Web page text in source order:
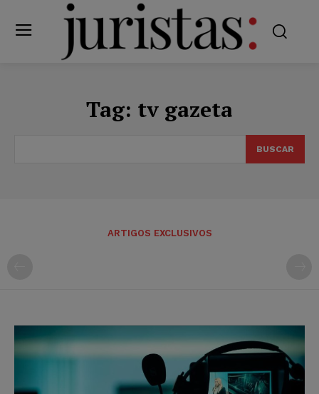
Tag: tv gazeta
BUSCAR
ARTIGOS EXCLUSIVOS